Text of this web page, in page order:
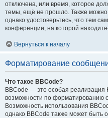
отключена, или время, которое
темы, ещё не прошло. Также можно
однако удостоверьтесь, что тем
конференции, на которой
Вернуться к началу
Форматирование
Что такое BBCode?
BBCode — это особая
возможности по форматированию
Возможность использования
однако BBCode также может быть